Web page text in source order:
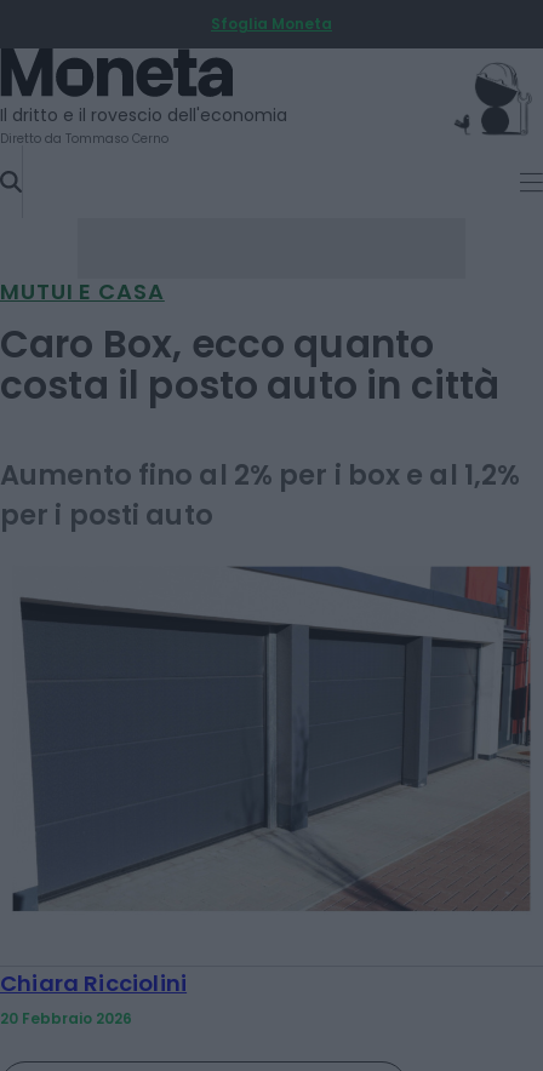
TO
CONTENT
Sfoglia Moneta
Moneta
Il dritto e il rovescio dell'economia
Diretto da Tommaso Cerno
MUTUI E CASA
Caro Box, ecco quanto
costa il posto auto in città
Aumento fino al 2% per i box e al 1,2%
per i posti auto
Chiara Ricciolini
20 Febbraio 2026